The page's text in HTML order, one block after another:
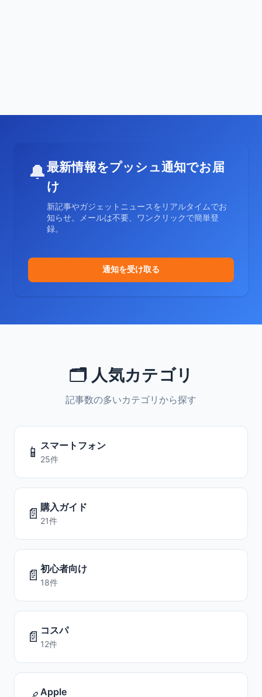
🔔最新情報をプッシュ通知でお届
け
新記事やガジェットニュースをリアルタイムでお
知らせ。メールは不要、ワンクリックで簡単登
録。
通知を受け取る
🗂️ 人気カテゴリ
記事数の多いカテゴリから探す
📱 スマートフォン
25件
📄 購入ガイド
21件
📄 初心者向け
18件
📄 コスパ
12件
Apple